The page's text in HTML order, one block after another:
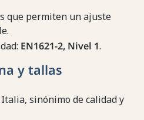
que permiten un ajuste
EN1621-2, Nivel 1.
y tallas
sinónimo de calidad y